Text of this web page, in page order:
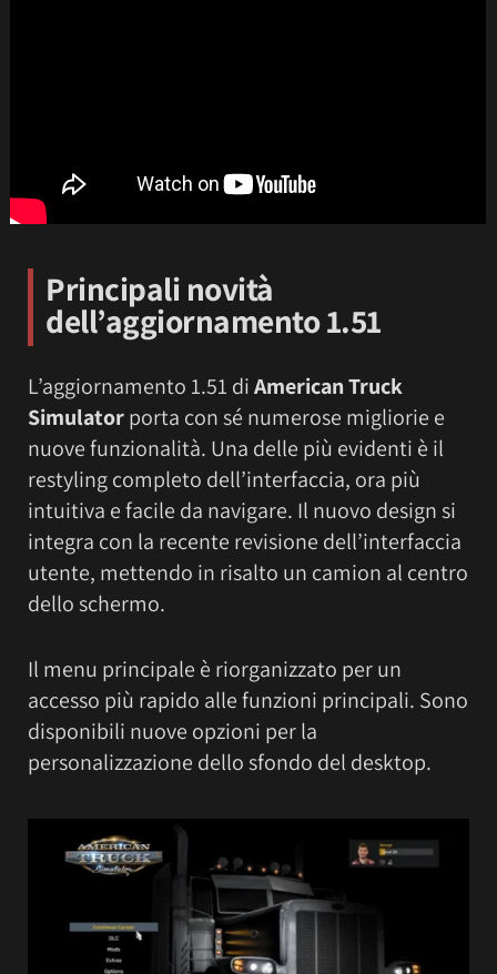
Principali novità
dell’aggiornamento 1.51
L’aggiornamento 1.51 diAmerican Truck
Simulatorporta con sé numerose migliorie e
nuove funzionalità. Una delle più evidenti è il
restyling completo dell’interfaccia, ora più
intuitiva e facile da navigare. Il nuovo design si
integra con la recente revisione dell’interfaccia
utente, mettendo in risalto un camion al centro
dello schermo.
Il menu principale è riorganizzato per un
accesso più rapido alle funzioni principali. Sono
disponibili nuove opzioni per la
personalizzazione dello sfondo del desktop.